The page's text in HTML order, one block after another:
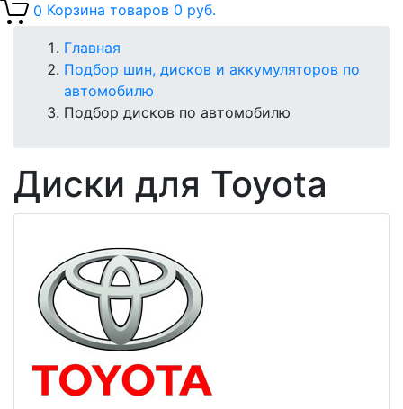
0 Корзина товаров 0 руб.
Главная
Подбор шин, дисков и аккумуляторов по
автомобилю
Подбор дисков по автомобилю
Диски для Toyota